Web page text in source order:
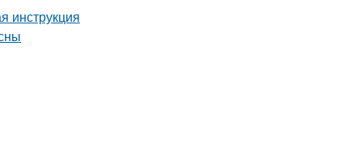
инструкция